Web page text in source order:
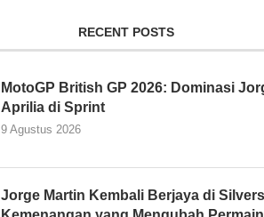
RECENT POSTS
MotoGP British GP 2026: Dominasi
Aprilia di Sprint
9 Agustus 2026
Jorge Martin Kembali Berjaya di